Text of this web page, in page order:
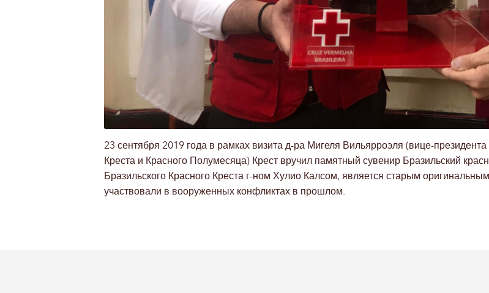
23 сентября 2019 года в рамках визита д-ра Мигеля Вильярроэля (вице-
Креста и Красного Полумесяца) Крест вручил памятный сувенир Бразильский
Бразильского Красного Креста г-ном Хулио Калсом, является старым
участвовали в вооруженных конфликтах в прошлом.